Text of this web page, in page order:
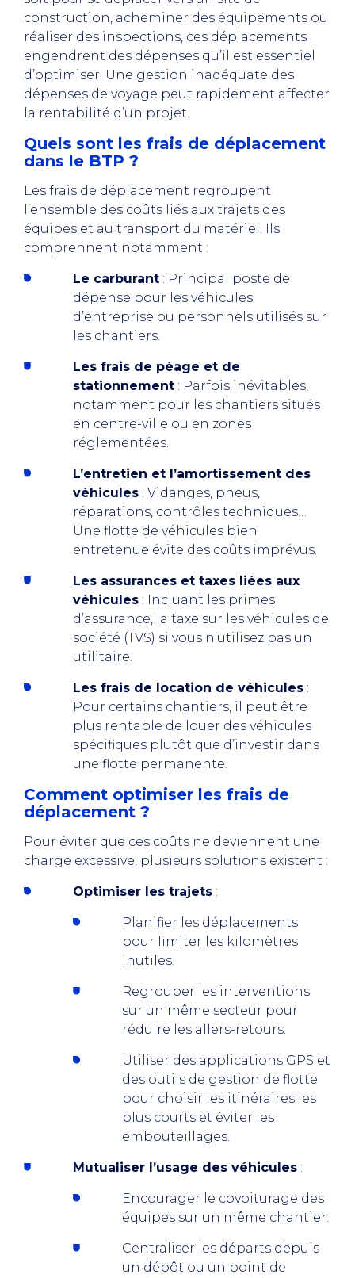
construction, acheminer des équipements ou
réaliser des inspections, ces déplacements
engendrent des dépenses qu’il est essentiel
d’optimiser. Une gestion inadéquate des
dépenses de voyage peut rapidement affecter
la rentabilité d’un projet.
Quels sont les frais de déplacement
dans le BTP ?
Les frais de déplacement regroupent
l’ensemble des coûts liés aux trajets des
équipes et au transport du matériel. Ils
comprennent notamment :
Le carburant : Principal poste de
dépense pour les véhicules
d’entreprise ou personnels utilisés sur
les chantiers.
Les frais de péage et de
stationnement : Parfois inévitables,
notamment pour les chantiers situés
en centre-ville ou en zones
réglementées.
L’entretien et l’amortissement des
véhicules : Vidanges, pneus,
réparations, contrôles techniques…
Une flotte de véhicules bien
entretenue évite des coûts imprévus.
Les assurances et taxes liées aux
véhicules : Incluant les primes
d’assurance, la taxe sur les véhicules de
société (TVS) si vous n’utilisez pas un
utilitaire.
Les frais de location de véhicules :
Pour certains chantiers, il peut être
plus rentable de louer des véhicules
spécifiques plutôt que d’investir dans
une flotte permanente.
Comment optimiser les frais de
déplacement ?
Pour éviter que ces coûts ne deviennent une
charge excessive, plusieurs solutions existent :
Optimiser les trajets :
Planifier les déplacements
pour limiter les kilomètres
inutiles.
Regrouper les interventions
sur un même secteur pour
réduire les allers-retours.
Utiliser des applications GPS et
des outils de gestion de flotte
pour choisir les itinéraires les
plus courts et éviter les
embouteillages.
Mutualiser l’usage des véhicules :
Encourager le covoiturage des
équipes sur un même chantier.
Centraliser les départs depuis
un dépôt ou un point de